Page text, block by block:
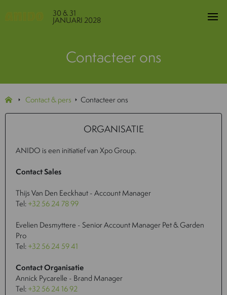
30 & 31
JANUARI 2028
Contacteer ons
Contact & pers Contacteer ons
ORGANISATIE
ANIDO is een initiatief van Xpo Group.
Contact Sales
Thijs Van Den Eeckhaut - Account Manager
Tel:+32 56 24 78 99
Evelien Desmyttere - Senior Account Manager Pet & Garden
Pro
Tel:+32 56 24 59 41
Contact Organisatie
Annick Pycarelle - Brand Manager
Tel:+32 56 24 16 92